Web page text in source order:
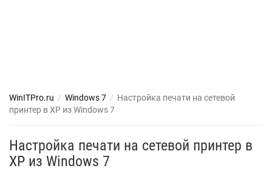
WinITPro.ru / Windows 7 / Настройка печати на сетевой
принтер в XP из Windows 7
Настройка печати на сетевой принтер в
XP из Windows 7